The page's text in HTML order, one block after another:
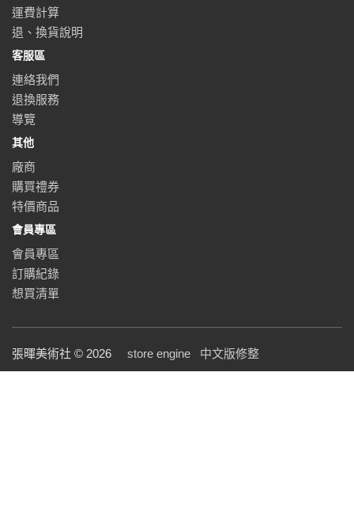
運費計算
退、換貨說明
客服區
連絡我們
退換服務
導覽
其他
廠商
購買禮券
特價商品
會員專區
會員專區
訂購紀錄
想買清單
張暉美術社 © 2026 store engine 中文版修整